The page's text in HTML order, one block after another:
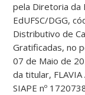
pela Diretoria da
EdUFSC/DGG,
Distributivo de
Gratificadas, no
07 de Maio de
da titular, FLAVIA
SIAPE nº